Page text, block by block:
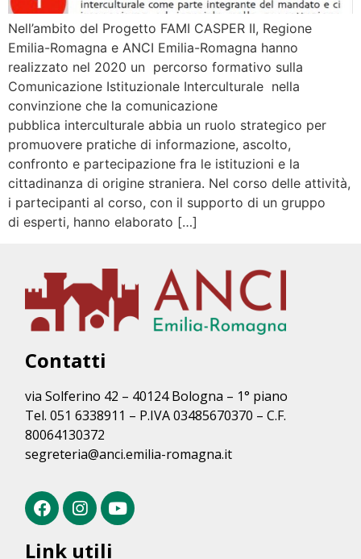
Nell’ambito del Progetto FAMI CASPER II, Regione
Emilia-Romagna e ANCI Emilia-Romagna hanno
realizzato nel 2020 un percorso formativo sulla
Comunicazione Istituzionale Interculturale nella
convinzione che la comunicazione
pubblica interculturale abbia un ruolo strategico per
promuovere pratiche di informazione, ascolto,
confronto e partecipazione fra le istituzioni e la
cittadinanza di origine straniera. Nel corso delle attività,
i partecipanti al corso, con il supporto di un gruppo
di esperti, hanno elaborato […]
Contatti
via Solferino 42 – 40124 Bologna – 1° piano
Tel. 051 6338911 – P.IVA 03485670370 – C.F.
80064130372
segreteria@anci.emilia-romagna.it
Link utili